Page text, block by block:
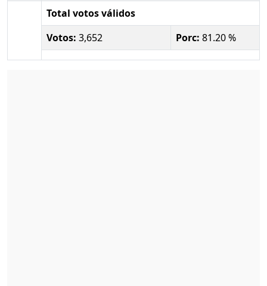
Total votos válidos
Votos: 3,652 Porc: 81.20 %